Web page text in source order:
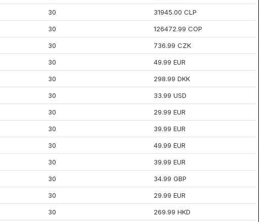
30 31945.00 CLP
30 126472.99 COP
30 736.99 CZK
30 49.99 EUR
30 298.99 DKK
30 33.99 USD
30 29.99 EUR
30 39.99 EUR
30 49.99 EUR
30 39.99 EUR
30 34.99 GBP
30 29.99 EUR
30 269.99 HKD